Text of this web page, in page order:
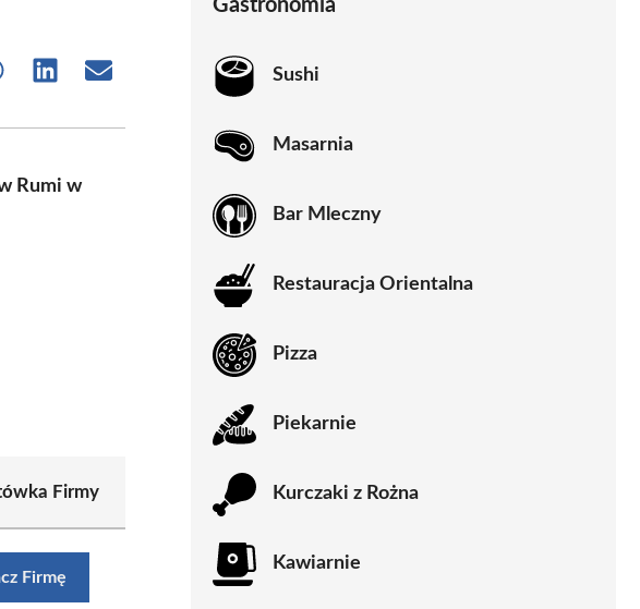
Share Share
Rumi w
Firmy
Firmę
Gastronomia
Sushi
Masarnia
Bar Mleczny
Restauracja Orientalna
Pizza
Piekarnie
Kurczaki z Rożna
Kawiarnie